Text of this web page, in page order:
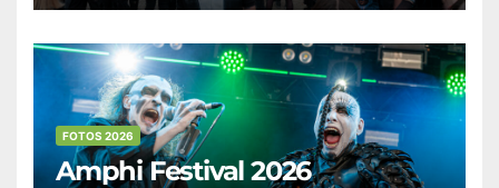
FOTOS 2026
Amphi Festival 2026